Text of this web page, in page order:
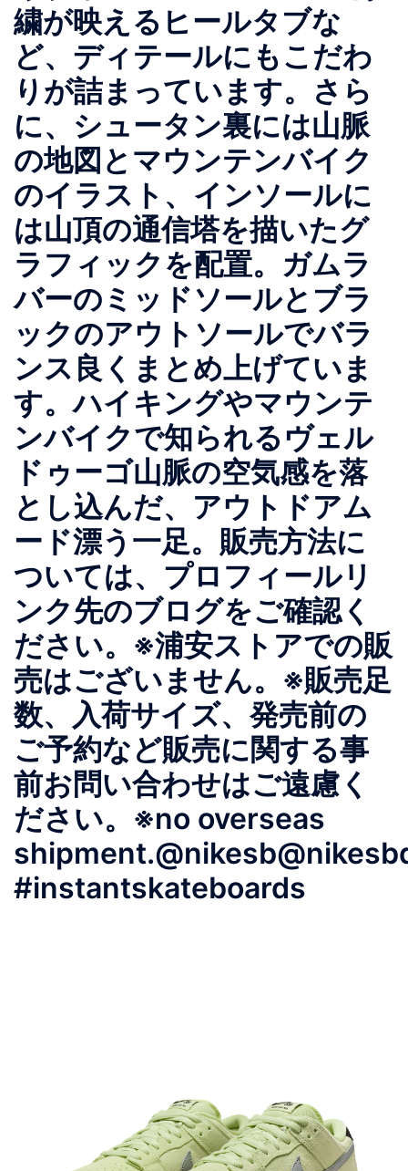
繍が映えるヒールタブな
ど、ディテールにもこだわ
りが詰まっています。さら
に、シュータン裏には山脈
の地図とマウンテンバイク
のイラスト、インソールに
は山頂の通信塔を描いたグ
ラフィックを配置。ガムラ
バーのミッドソールとブラ
ックのアウトソールでバラ
ンス良くまとめ上げていま
す。ハイキングやマウンテ
ンバイクで知られるヴェル
ドゥーゴ山脈の空気感を落
とし込んだ、アウトドアム
ード漂う一足。販売方法に
ついては、プロフィールリ
ンク先のブログをご確認く
ださい。※浦安ストアでの販
売はございません。※販売足
数、入荷サイズ、発売前の
ご予約など販売に関する事
前お問い合わせはご遠慮く
ださい。※no overseas
#instantskateboards